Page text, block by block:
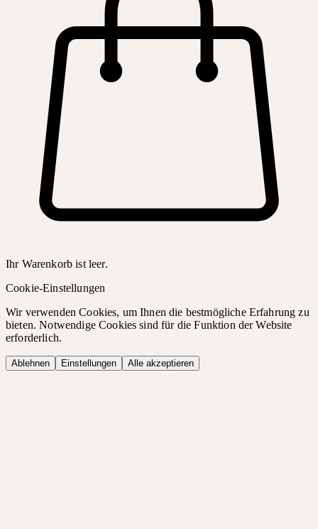
Ihr Warenkorb ist leer.
Cookie-Einstellungen
Wir verwenden Cookies, um Ihnen die bestmögliche Erfahrung zu
bieten. Notwendige Cookies sind für die Funktion der Website
erforderlich.
Ablehnen Einstellungen Alle akzeptieren